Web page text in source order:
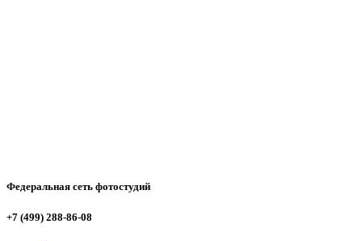
Федеральная сеть фотостудий
+7 (499) 288-86-08